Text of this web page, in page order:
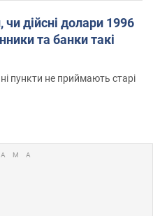
дійсні долари 1996
та банки такі
пункти не приймають старі